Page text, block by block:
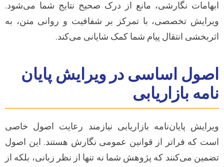
ابهامات نگارشی، مانع از درک صحیح نتایج شما می‌شود.
ویرایش تخصصی، با تمرکز بر شفافیت و روانی متن، به
اثربخشی انتقال پیام شما کمک شایانی می‌کند.
اصول اساسی در ویرایش پایان
نامه بازاریابی
ویرایش پایان‌نامه بازاریابی نیازمند رعایت اصول خاصی
است که فراتر از قوانین عمومی نگارش هستند. این اصول
تضمین می‌کنند که پژوهش شما نه تنها از نظر زبانی، بلکه از